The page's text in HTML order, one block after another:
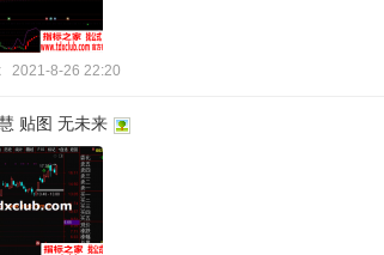
2021-8-26 22:20
贴图 无未来